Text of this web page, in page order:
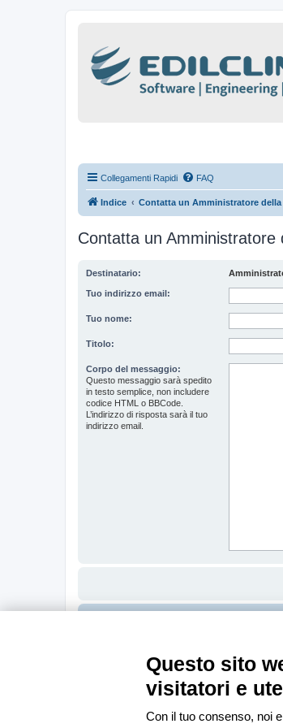
Collegamenti Rapidi FAQ
Indice Contatta un Amministratore della
Contatta un Amministratore
Destinatario:
Tuo indirizzo email:
Tuo nome:
Titolo:
Corpo del messaggio:
Questo messaggio sarà spedito
in testo semplice, non includere
codice HTML o BBCode.
L’indirizzo di risposta sarà il tuo
indirizzo email.
Questo sito
visitatori e
Con il tuo consenso, noi